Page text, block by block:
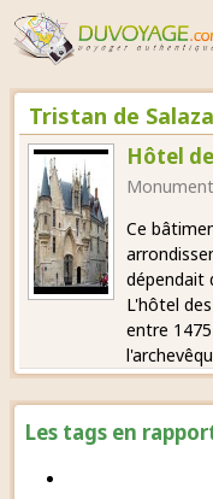
Les tags en
Tristan de
Hôtel
Monument
Ce
dépendait
L'hôtel
entre